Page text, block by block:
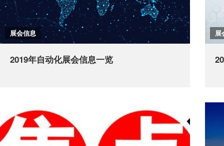
展会信息
2019年自动化展会信息一览
展